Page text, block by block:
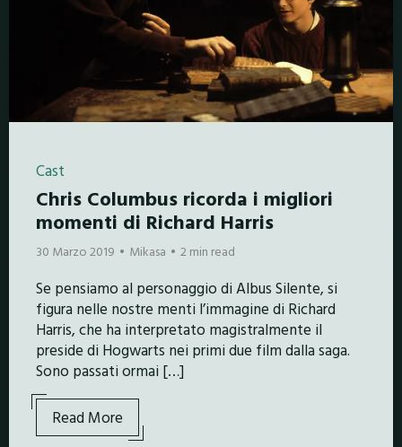
Cast
Chris Columbus ricorda i migliori
momenti di Richard Harris
30 Marzo 2019 Mikasa 2 min read
Se pensiamo al personaggio di Albus Silente, si
figura nelle nostre menti l’immagine di Richard
Harris, che ha interpretato magistralmente il
preside di Hogwarts nei primi due film dalla saga.
Sono passati ormai […]
Read More